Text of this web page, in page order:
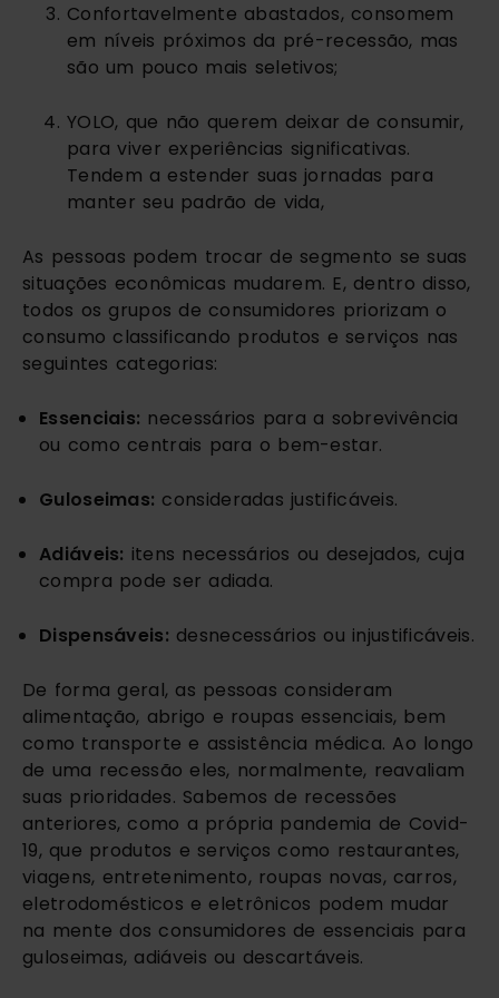
Confortavelmente abastados, consomem
em níveis próximos da pré-recessão, mas
são um pouco mais seletivos;
YOLO, que não querem deixar de consumir,
para viver experiências significativas.
Tendem a estender suas jornadas para
manter seu padrão de vida,
As pessoas podem trocar de segmento se suas
situações econômicas mudarem. E, dentro disso,
todos os grupos de consumidores priorizam o
consumo classificando produtos e serviços nas
seguintes categorias:
Essenciais: necessários para a sobrevivência
ou como centrais para o bem-estar.
Guloseimas: consideradas justificáveis.
Adiáveis: itens necessários ou desejados, cuja
compra pode ser adiada.
Dispensáveis: desnecessários ou injustificáveis.
De forma geral, as pessoas consideram
alimentação, abrigo e roupas essenciais, bem
como transporte e assistência médica. Ao longo
de uma recessão eles, normalmente, reavaliam
suas prioridades. Sabemos de recessões
anteriores, como a própria pandemia de Covid-
19, que produtos e serviços como restaurantes,
viagens, entretenimento, roupas novas, carros,
eletrodomésticos e eletrônicos podem mudar
na mente dos consumidores de essenciais para
guloseimas, adiáveis ou descartáveis.